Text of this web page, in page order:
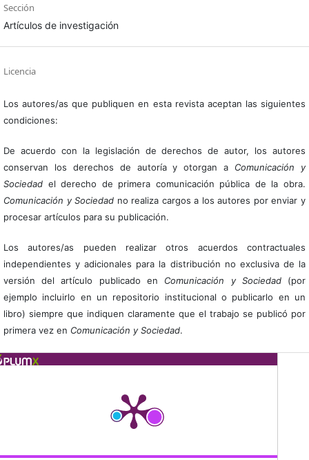
Sección
Artículos de investigación
Licencia
Los autores/as que publiquen en esta revista aceptan las siguientes
condiciones:
De acuerdo con la legislación de derechos de autor, los autores
conservan los derechos de autoría y otorgan a Comunicación y
Sociedadel derecho de primera comunicación pública de la obra.
Comunicación y Sociedad no realiza cargos a los autores por enviar y
procesar artículos para su publicación.
Los autores/as pueden realizar otros acuerdos contractuales
independientes y adicionales para la distribución no exclusiva de la
versión del artículo publicado en Comunicación y Sociedad(por
ejemplo incluirlo en un repositorio institucional o publicarlo en un
libro) siempre que indiquen claramente que el trabajo se publicó por
primera vez en Comunicación y Sociedad.